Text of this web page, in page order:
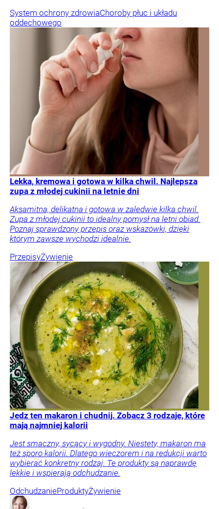
System ochrony zdrowiaChoroby płuc i układu
oddechowego
Lekka, kremowa i gotowa w kilka chwil. Najlepsza
zupa z młodej cukinii na letnie dni
Aksamitna, delikatna i gotowa w zaledwie kilka chwil.
Zupa z młodej cukinii to idealny pomysł na letni obiad.
Poznaj sprawdzony przepis oraz wskazówki, dzięki
którym zawsze wychodzi idealnie.
PrzepisyŻywienie
Jedz ten makaron i chudnij. Zobacz 3 rodzaje, które
mają najmniej kalorii
Jest smaczny, sycący i wygodny. Niestety, makaron ma
też sporo kalorii. Dlatego wieczorem i na redukcji warto
wybierać konkretny rodzaj. Te produkty są naprawdę
lekkie i wspierają odchudzanie.
OdchudzanieProduktyŻywienie